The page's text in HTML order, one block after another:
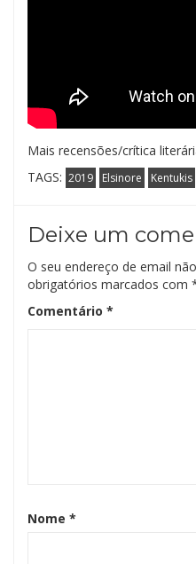
Mais recensões/crítica
TAGS: 2019 Elsinore Kentukis
Deixe um
O seu endereço de email
obrigatórios marcados com
Comentário *
Nome *